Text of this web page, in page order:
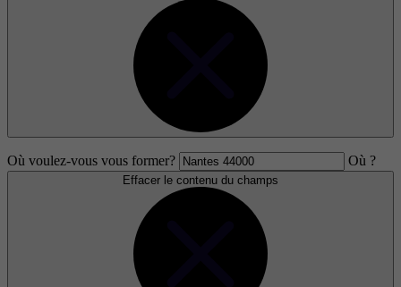
Où voulez-vous vous former? Où ?
Effacer le contenu du champs